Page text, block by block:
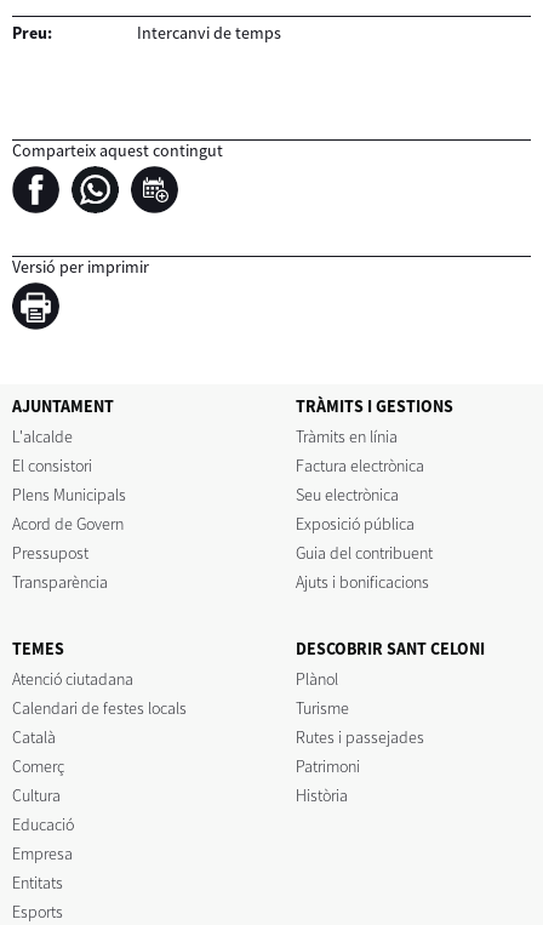
Preu: Intercanvi de temps
Comparteix aquest contingut
Versió per imprimir
AJUNTAMENT
L'alcalde
El consistori
Plens Municipals
Acord de Govern
Pressupost
Transparència
TRÀMITS I GESTIONS
Tràmits en línia
Factura electrònica
Seu electrònica
Exposició pública
Guia del contribuent
Ajuts i bonificacions
TEMES
Atenció ciutadana
Calendari de festes locals
Català
Comerç
Cultura
Educació
Empresa
Entitats
Esports
DESCOBRIR SANT CELONI
Plànol
Turisme
Rutes i passejades
Patrimoni
Història